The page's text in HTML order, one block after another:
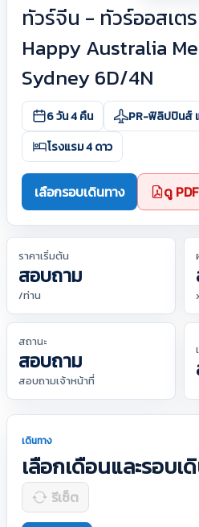
ทัวร์จีน - ทัวร์ออสเต
Happy Australia
Sydney 6D/4N
6 วัน 4 คืน
PR-ฟิลิปปินส์
โรงแรม 4 ดาว
เลือกรอบเดินทาง ดู PDF
ราคาเริ่มต้น
สอบถาม
/ท่าน
สถานะ
สอบถาม
สอบถามเจ้าหน้าที่
เดินทาง
เลือกเดือนและรอบเ
รีเซ็ต